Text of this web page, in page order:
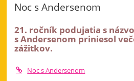
Noc s Andersenom
21. ročník podujatia s
s Andersenom priniesol
zážitkov.
Noc s Andersenom